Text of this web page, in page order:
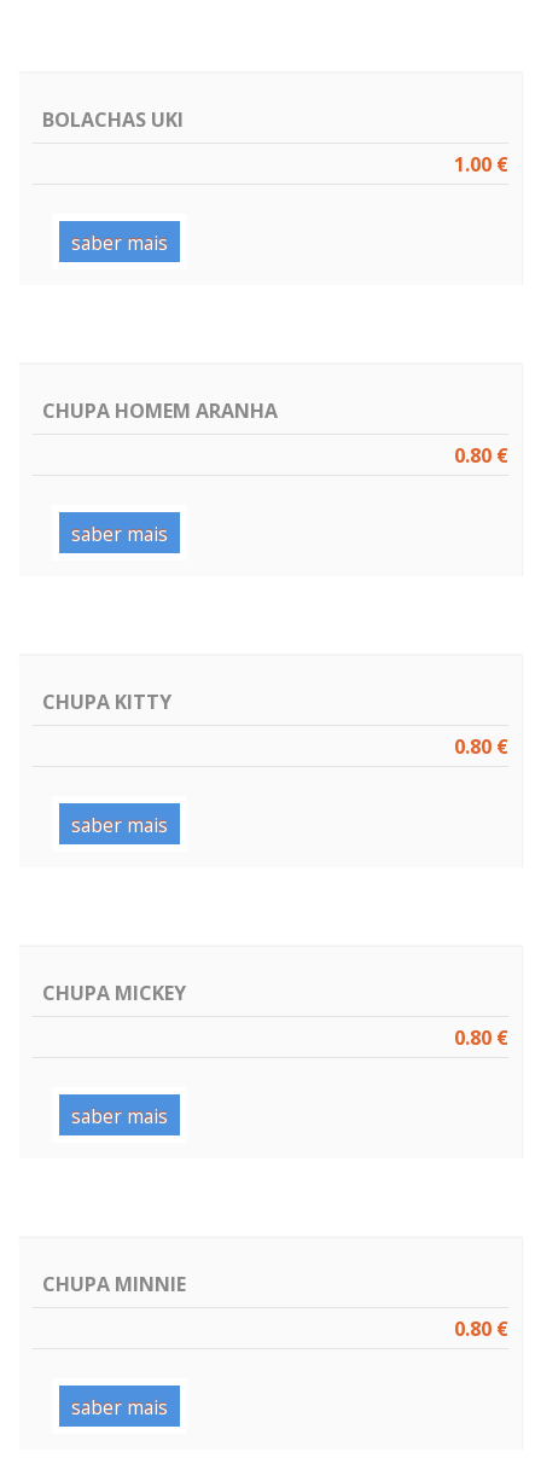
BOLACHAS UKI
1.00 €
saber mais
CHUPA HOMEM ARANHA
0.80 €
saber mais
CHUPA KITTY
0.80 €
saber mais
CHUPA MICKEY
0.80 €
saber mais
CHUPA MINNIE
0.80 €
saber mais